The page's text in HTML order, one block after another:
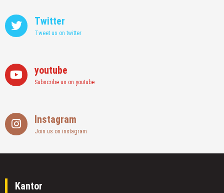
Twitter
Tweet us on twitter
youtube
Subscribe us on youtube
Instagram
Join us on instagram
Kantor